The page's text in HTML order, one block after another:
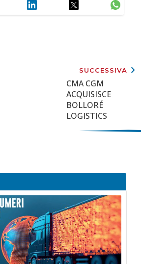
SUCCESSIVA keyboard_arrow_right
CMA CGM
ACQUISISCE
BOLLORÉ
LOGISTICS